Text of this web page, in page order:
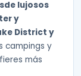
lujosos
y
District y
campings y
más